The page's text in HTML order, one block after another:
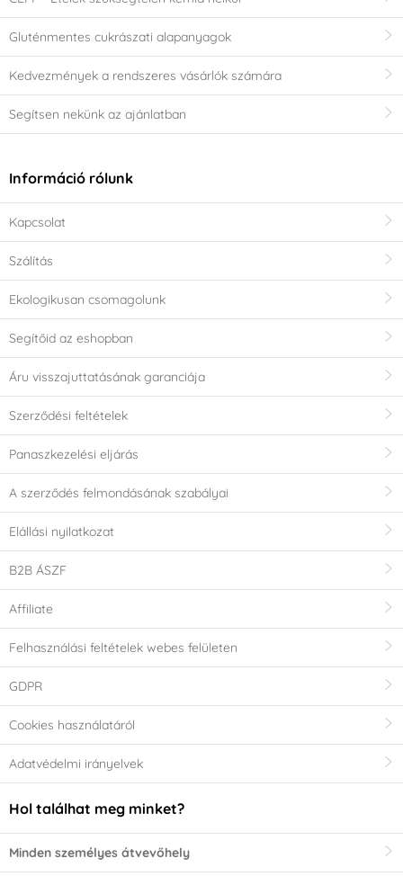
Gluténmentes cukrászati alapanyagok
Kedvezmények a rendszeres vásárlók számára
Segítsen nekünk az ajánlatban
Információ rólunk
Kapcsolat
Szálítás
Ekologikusan csomagolunk
Segítőid az eshopban
Áru visszajuttatásának garanciája
Szerződési feltételek
Panaszkezelési eljárás
A szerződés felmondásának szabályai
Elállási nyilatkozat
B2B ÁSZF
Affiliate
Felhasználási feltételek webes felületen
GDPR
Cookies használatáról
Adatvédelmi irányelvek
Hol találhat meg minket?
Minden személyes átvevőhely